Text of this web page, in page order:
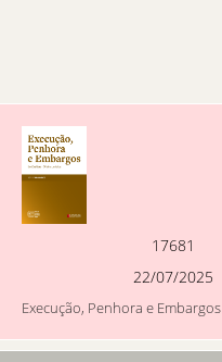
17681
22/07/2025
Execução, Penhora e Embargos